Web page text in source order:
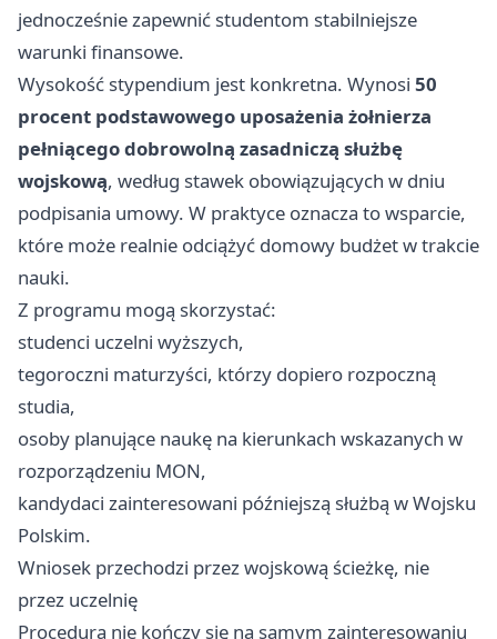
jednocześnie zapewnić studentom stabilniejsze
warunki finansowe.
Wysokość stypendium jest konkretna. Wynosi 50
procent podstawowego uposażenia żołnierza
pełniącego dobrowolną zasadniczą służbę
wojskową, według stawek obowiązujących w dniu
podpisania umowy. W praktyce oznacza to wsparcie,
które może realnie odciążyć domowy budżet w trakcie
nauki.
Z programu mogą skorzystać:
studenci uczelni wyższych,
tegoroczni maturzyści, którzy dopiero rozpoczną
studia,
osoby planujące naukę na kierunkach wskazanych w
rozporządzeniu MON,
kandydaci zainteresowani późniejszą służbą w Wojsku
Polskim.
Wniosek przechodzi przez wojskową ścieżkę, nie
przez uczelnię
Procedura nie kończy się na samym zainteresowaniu